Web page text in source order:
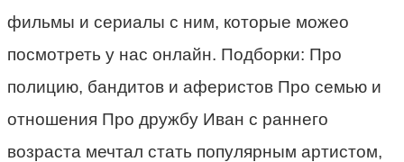
фильмы и сериалы с ним, которые можео
посмотреть у нас онлайн. Подборки: Про
полицию, бандитов и аферистов Про семью и
отношения Про дружбу Иван с раннего
возраста мечтал стать популярным артистом,